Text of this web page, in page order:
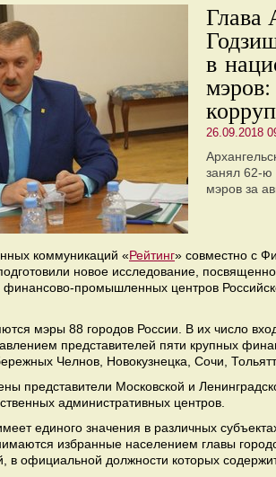
Глава
в
26.09.2018
занял 62-ю
мэров за
коммуникаций «Рейтинг» совместно с
новое исследование,
финансово-промышленных центров
мэры 88 городов России. В их число
представителей пяти крупных
Челнов, Новокузнецка, Сочи,
представители Московской и
административных центров.
единого значения в различных
избранные населением главы
в официальной должности которых